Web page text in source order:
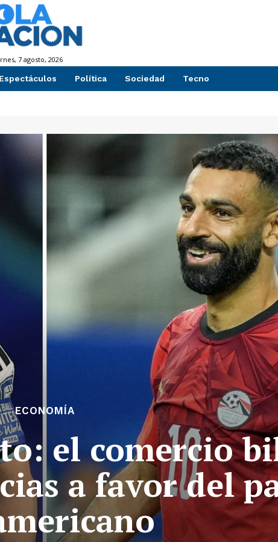
7 agosto, 2026
Espectáculos Política Sociedad Tecno
ECONOMÍA
el comercio
a favor del